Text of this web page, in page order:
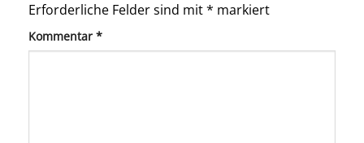
Erforderliche Felder sind mit* markiert
Kommentar *